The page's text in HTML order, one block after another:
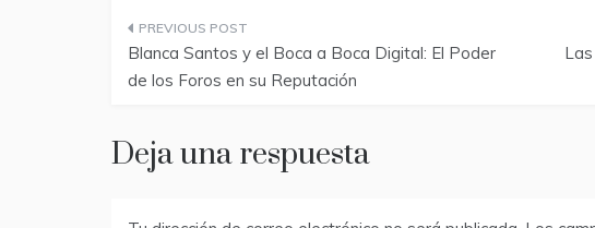
Navegación
de
Blanca Santos y el Boca a Boca Digital: El Poder
de los Foros en su Reputación
Deja una respuesta